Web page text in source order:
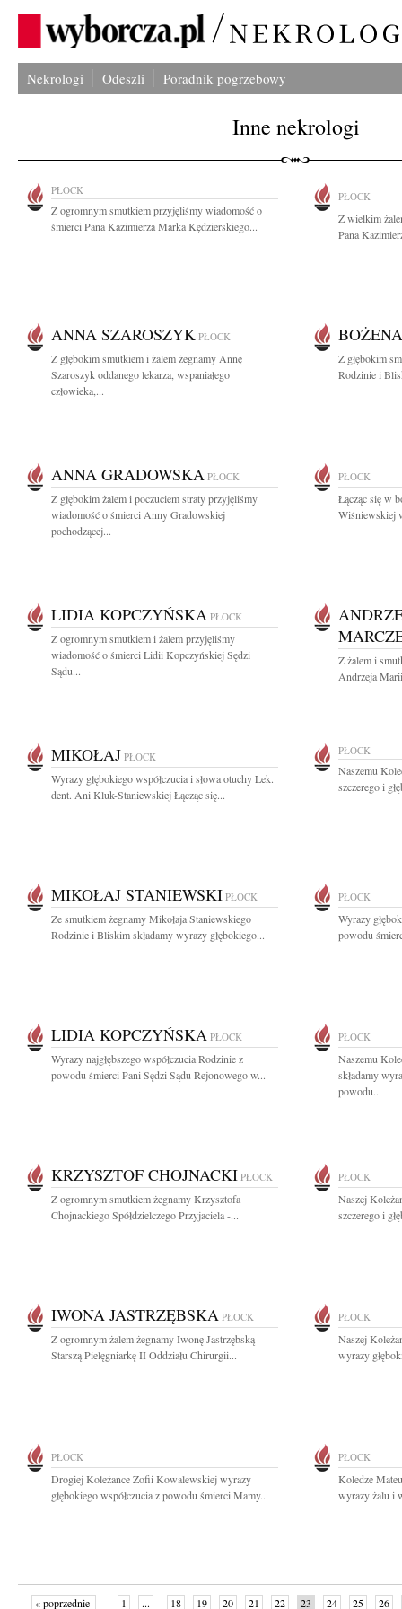
Nekrologi Odeszli Poradnik pogrzebowy
Inne nekrologi
PŁOCK
Z ogromnym smutkiem przyjęliśmy wiadomość o
śmierci Pana Kazimierza Marka Kędzierskiego...
PŁOCK
Z wielkim
Pana
ANNA SZAROSZYK PŁOCK
Z głębokim smutkiem i żalem żegnamy Annę
Szaroszyk oddanego lekarza, wspaniałego
człowieka,...
Z głębokim
Rodzinie i
ANNA GRADOWSKA PŁOCK
Z głębokim żalem i poczuciem straty przyjęliśmy
wiadomość o śmierci Anny Gradowskiej
pochodzącej...
PŁOCK
Łącząc się w
Wiśniewskiej
LIDIA KOPCZYŃSKA PŁOCK
Z ogromnym smutkiem i żalem przyjęliśmy
wiadomość o śmierci Lidii Kopczyńskiej Sędzi
Sądu...
Z żalem i
Andrzeja
MIKOŁAJ PŁOCK
Wyrazy głębokiego współczucia i słowa otuchy Lek.
dent. Ani Kluk-Staniewskiej Łącząc się...
PŁOCK
Naszemu
szczerego i
MIKOŁAJ STANIEWSKI PŁOCK
Ze smutkiem żegnamy Mikołaja Staniewskiego
Rodzinie i Bliskim składamy wyrazy głębokiego...
PŁOCK
Wyrazy
powodu
LIDIA KOPCZYŃSKA PŁOCK
Wyrazy najgłębszego współczucia Rodzinie z
powodu śmierci Pani Sędzi Sądu Rejonowego w...
PŁOCK
Naszemu
składamy
powodu...
KRZYSZTOF CHOJNACKI PŁOCK
Z ogromnym smutkiem żegnamy Krzysztofa
Chojnackiego Spółdzielczego Przyjaciela -...
PŁOCK
Naszej
szczerego i
IWONA JASTRZĘBSKA PŁOCK
Z ogromnym żalem żegnamy Iwonę Jastrzębską
Starszą Pielęgniarkę II Oddziału Chirurgii...
PŁOCK
Naszej
wyrazy
PŁOCK
Drogiej Koleżance Zofii Kowalewskiej wyrazy
głębokiego współczucia z powodu śmierci Mamy...
PŁOCK
Koledze
wyrazy żalu i
« poprzednie 1 ... 18 19 20 21 22 23 24 25 26